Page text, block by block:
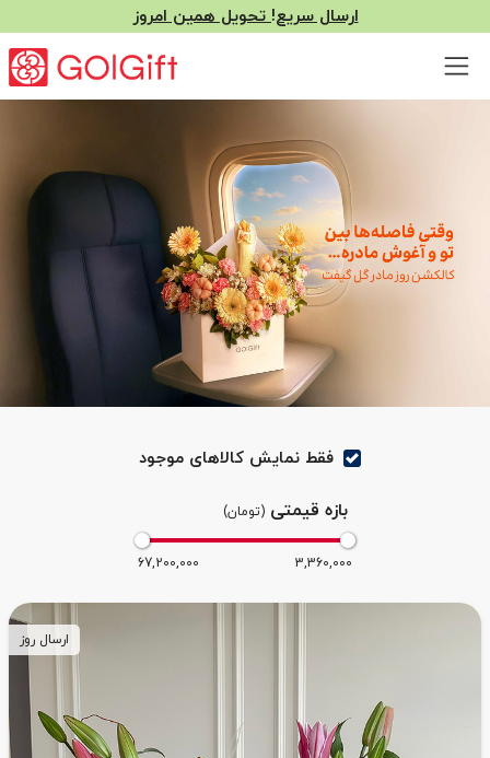
ارسال سریع! تحویل همین امروز
فقط نمایش کالاهای موجود
بازه قیمتی (تومان)
3,360,000
67,200,000
ارسال روز